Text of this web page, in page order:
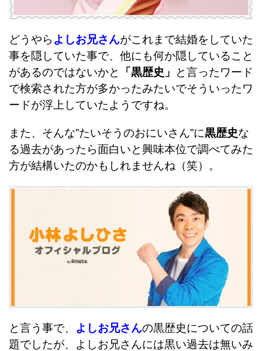
どうやら よしお兄さんがこれまで結婚をしていた
事を隠していた事で、他にも何か隠していること
があるのではないかと
「黒歴史」
と言ったワード
で検索された方が多かったみたいでそういったワ
ードが浮上していたようですね。
また、そんな”たいそうのおにいさん”に黒歴史な
る過去があったら面白いと興味本位で調べてみた
方が結構いたのかもしれませんね（笑）。
と言う事で、 よしお兄さんの黒歴史についての話
題でしたが、よしお兄さんには黒い過去は無いみ